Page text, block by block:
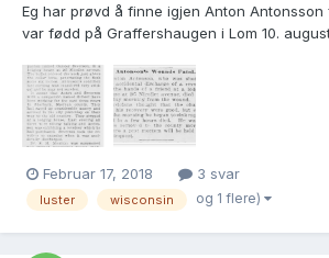
Eg har prøvd å finne igjen Anton Antonsson
var fødd på Graffershaugen i Lom 10.
https://media.digitalarkivet.no/
til USA i 1881 med Sleepy Eye, Minnesota
Februar 17, 2018 3 svar
luster wisconsin og 1 flere)